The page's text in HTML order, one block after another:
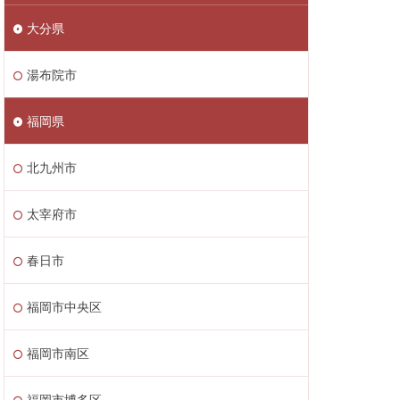
大分県
湯布院市
福岡県
北九州市
太宰府市
春日市
福岡市中央区
福岡市南区